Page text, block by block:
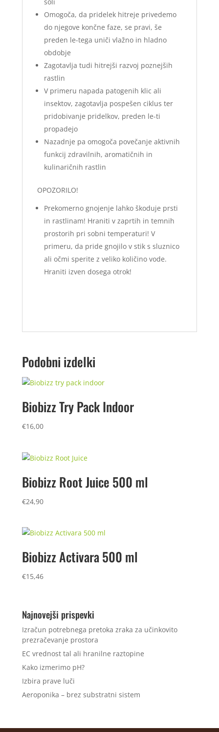
soli
Omogoča, da pridelek hitreje privedemo
do njegove končne faze, se pravi, še
preden le-tega uniči vlažno in hladno
obdobje
Zagotavlja tudi hitrejši razvoj poznejših
rastlin
V primeru napada patogenih klic ali
insektov, zagotavlja pospešen ciklus ter
pridobivanje pridelkov, preden le-ti
propadejo
Nazadnje pa omogoča povečanje aktivnih
funkcij zdravilnih, aromatičnih in
kulinaričnih rastlin
OPOZORILO!
Prekomerno gnojenje lahko škoduje prsti
in rastlinam! Hraniti v zaprtih in temnih
prostorih pri sobni temperaturi! V
primeru, da pride gnojilo v stik s sluznico
ali očmi sperite z veliko količino vode.
Hraniti izven dosega otrok!
Podobni izdelki
Biobizz Try Pack Indoor
€16,00
Biobizz Root Juice 500 ml
€24,90
Biobizz Activara 500 ml
€15,46
Najnovejši prispevki
Izračun potrebnega pretoka zraka za učinkovito
prezračevanje prostora
EC vrednost tal ali hranilne raztopine
Kako izmerimo pH?
Izbira prave luči
Aeroponika – brez substratni sistem